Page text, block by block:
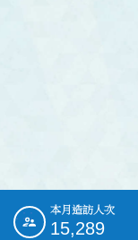
::: 本月造訪人次
15,289